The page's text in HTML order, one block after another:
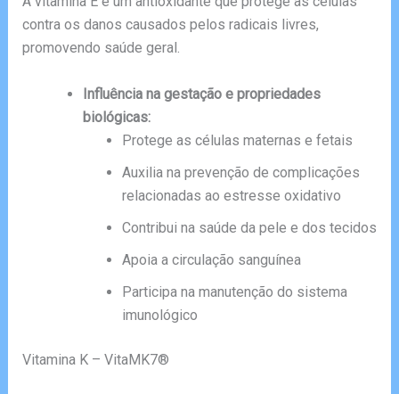
contra os danos causados pelos radicais livres,
promovendo saúde geral.
Influência na gestação e propriedades
biológicas:
Protege as células maternas e fetais
Auxilia na prevenção de complicações
relacionadas ao estresse oxidativo
Contribui na saúde da pele e dos tecidos
Apoia a circulação sanguínea
Participa na manutenção do sistema
imunológico
Vitamina K – VitaMK7®